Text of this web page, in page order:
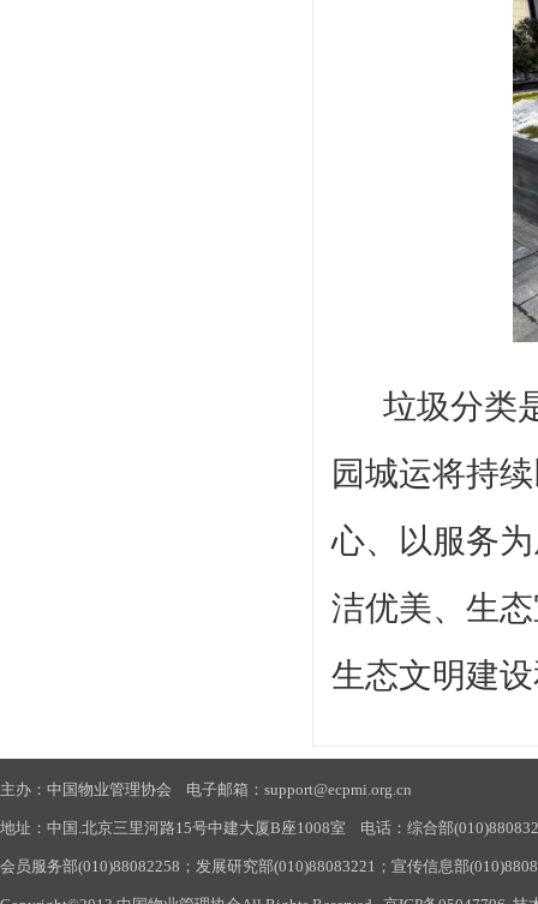
垃圾分类
园城运将持
心、以服务
洁优美、生
生态文明建
主办：中国物业管理协会 电子邮箱：support@ecpmi.org.cn
地址：中国.北京三里河路15号中建大厦B座1008室 电话：综合部
会员服务部(010)88082258；发展研究部(010)88083221；宣传信息部